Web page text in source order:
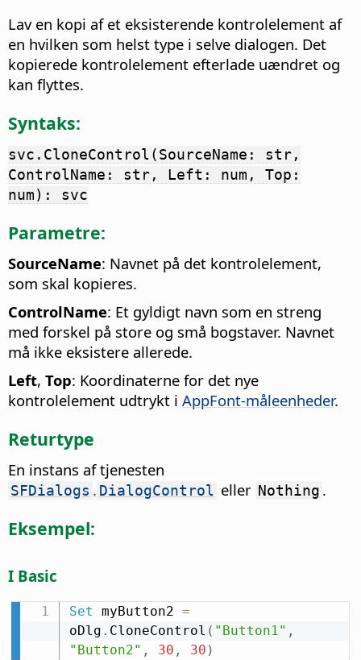
Lav en kopi af et eksisterende kontrolelement af
en hvilken som helst type i selve dialogen. Det
kopierede kontrolelement efterlade uændret og
kan flyttes.
Syntaks:
svc.CloneControl(SourceName: str,
ControlName: str, Left: num, Top:
num): svc
Parametre:
SourceName: Navnet på det kontrolelement,
som skal kopieres.
ControlName: Et gyldigt navn som en streng
med forskel på store og små bogstaver. Navnet
må ikke eksistere allerede.
Left, Top: Koordinaterne for det nye
kontrolelement udtrykt i AppFont-måleenheder.
Returtype
En instans af tjenesten
SFDialogs . DialogControl eller Nothing .
Eksempel:
I Basic
Set myButton2 =
oDlg . CloneControl ( "Button1" ,
"Button2" , 30 , 30 )